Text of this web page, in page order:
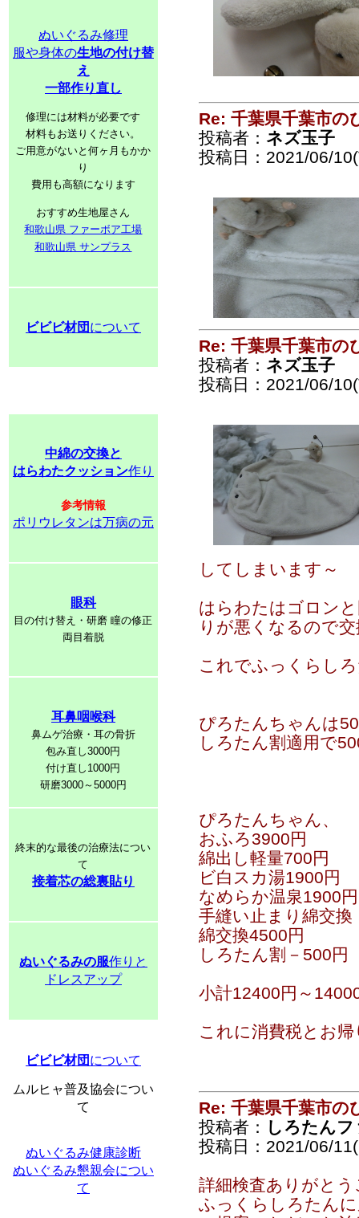
ぬいぐるみ修理
服や身体の生地の付け替
え
一部作り直し
修理には材料が必要です
材料もお送りください。
ご用意がないと何ヶ月もかか
り
費用も高額になります
おすすめ生地屋さん
和歌山県 ファーボア工場
和歌山県 サンプラス
ビビビ材団 について
中綿の交換と
はらわたクッション作り
参考情報
ポリウレタンは万病の元
眼科
目の付け替え・研磨 瞳の修正
両目着脱
耳鼻咽喉科
鼻ムゲ治療・耳の骨折
包み直し3000円
付け直し1000円
研磨3000～5000円
終末的な最後の治療法につい
て
接着芯の総裏貼り
ぬいぐるみの服作りと
ドレスアップ
ビビビ材団 について
ムルヒャ普及協会につい
て
ぬいぐるみ健康診断
ぬいぐるみ懇親会につい
て
Re: 千葉県千葉市の
投稿者： ネズ玉子
投稿日：2021/06/
Re: 千葉県千葉市の
投稿者： ネズ玉子
投稿日：2021/06/
してしまいます～
はらわたはゴロン
りが悪くなるので
これでふっくらし
ぴろたんちゃんは
しろたん割適用で
ぴろたんちゃん、
おふろ3900円
綿出し軽量700円
ビ白スカ湯1900円
なめらか温泉1900円
手縫い止まり綿交
綿交換4500円
しろたん割－500円
小計12400円～
これに消費税とお
Re: 千葉県千葉市の
投稿者： しろたん
投稿日：2021/06/
詳細検査ありがと
ふっくらしろたん